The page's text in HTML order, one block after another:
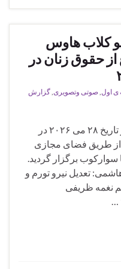
کلاب هاوس
حقوق زنان در
اول صوتی وتصویری گزارش
جلسه کمیته دفاع از حقوق زنان در تاریخ ۲۸ می ۲۰۲۶ در
از طریق فضای مجازی
برگزار گردید.
۱) خانم نگار هاشمی: تعدیل نیرو تورم و
روانی زنان ۲) خانم نغمه ظریفی
…